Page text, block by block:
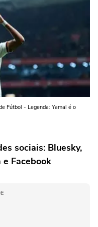
Fútbol - Legenda: Yamal é o
sociais: Bluesky,
Facebook